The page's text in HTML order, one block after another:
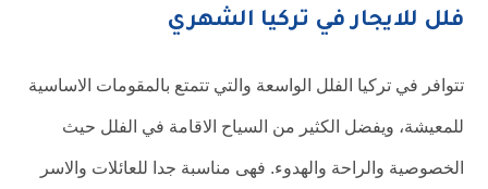
فلل للايجار في تركيا الشهري
تتوافر في تركيا الفلل الواسعة والتي تتمتع بالمقومات الاساسية
للمعيشة، ويفضل الكثير من السياح الاقامة في الفلل حيث
الخصوصية والراحة والهدوء. فهى مناسبة جدا للعائلات والاسر